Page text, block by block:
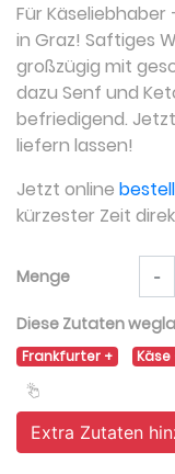
Für Käseliebhaber
in Graz! Saftiges
großzügig mit
dazu Senf und
befriedigend.
liefern lassen!
Jetzt online
kürzester Zeit
Menge -
Diese Zutaten
Frankfurter Käse
Extra Zutaten